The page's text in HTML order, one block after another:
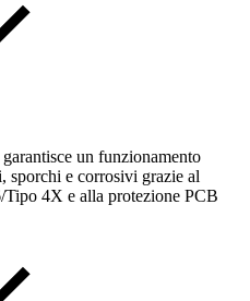
un funzionamento
sporchi e corrosivi grazie al
Tipo 4X e alla protezione PCB